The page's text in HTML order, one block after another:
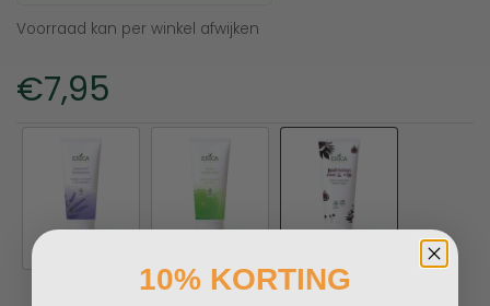
Voorraad kan per winkel afwijken
Prijs:
€7,95
10% KORTING